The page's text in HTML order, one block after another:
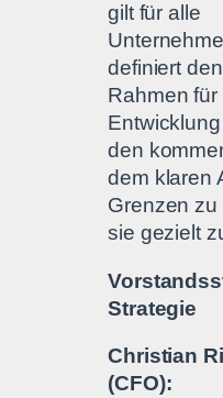
gilt für alle
definiert
Rahmen
den
dem klaren
Grenzen
sie gezielt
Strategie
Christian
(CFO):